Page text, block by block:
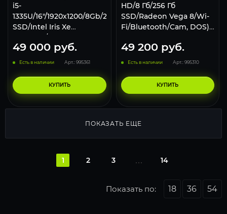
i5-
1335U/16"/1920x1200/8Gb/256Gb
SSD/Intel Iris Xe
Graphics/w11p)
82X80004RK
49 000 руб.
Есть в наличии Арт.: 995361
КУПИТЬ
HD/8 Гб/256 Гб
SSD/Radeon Vega 8/Wi-
Fi/Bluetooth/Cam, DOS)
49 200руб.
Есть в наличии Арт.: 995310
КУПИТЬ
ПОКАЗАТЬ ЕЩЕ
1 2 3 14
Показать по: 18 36 54